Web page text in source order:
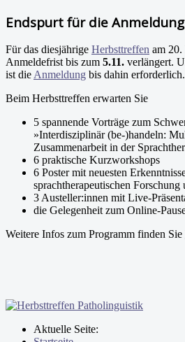
Endspurt für die
Für das diesjährige Herbsttreffen am
Anmeldefrist bis zum 5.11. verlängert.
ist dieAnmeldung bis dahin erforderlich.
Beim Herbsttreffen erwarten Sie
5 spannende Vorträge zum
»Interdisziplinär (be-)handeln:
Zusammenarbeit in der
6 praktische Kurzworkshops
6 Poster mit neuesten
sprachtherapeutischen Forschung
3 Austeller:innen mit Live-
die Gelegenheit zum Online-
Weitere Infos zum Programm finden Sie
Aktuelle Seite: